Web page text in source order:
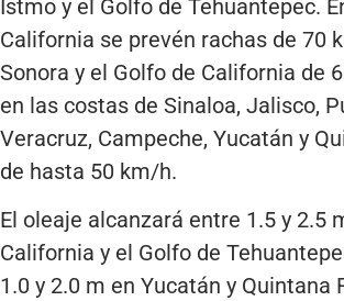
Istmo y el Golfo de Tehuantepec.
California se prevén rachas de 70
Sonora y el Golfo de California de
en las costas de Sinaloa, Jalisco,
Veracruz, Campeche, Yucatán y
de hasta 50 km/h.
El oleaje alcanzará entre 1.5 y 2.5
California y el Golfo de
1.0 y 2.0 m en Yucatán y Quintana